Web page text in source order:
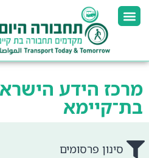
מרכז הידע
בת־קיימא
סינון פרסומים